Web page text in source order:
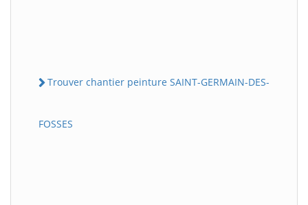
Trouver chantier peinture SAINT-GERMAIN-DES-
FOSSES